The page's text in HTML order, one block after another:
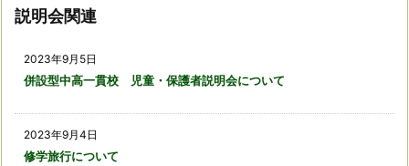
説明会関連
2023年9月5日
併設型中高一貫校 児童・保護者説明会について
2023年9月4日
修学旅行について